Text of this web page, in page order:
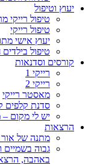
יעוץ וטיפול
טיפול רייקי
טיפול רייקי
יעוץ אישי
טיפול
קורסים וסדנאות
רייקי 1
רייקי 2
מאסטר רייקי
סדנת קלפים
יש לי מקום
הרצאות
מתנה של
גבוה בשמיים
באהבה,